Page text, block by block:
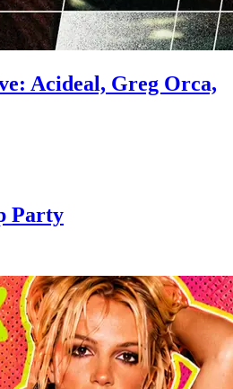
Acideal, Greg Orca,
Party